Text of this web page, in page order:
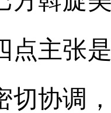
点主张
切协调